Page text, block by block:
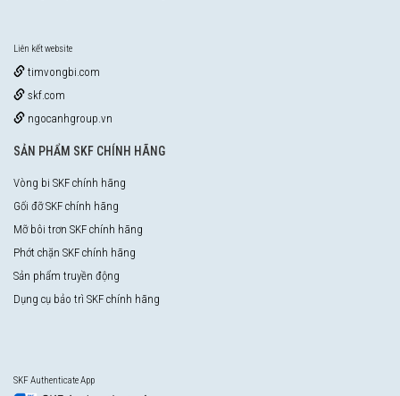
Liên kết website
timvongbi.com
skf.com
ngocanhgroup.vn
SẢN PHẨM SKF CHÍNH HÃNG
Vòng bi SKF chính hãng
Gối đỡ SKF chính hãng
Mỡ bôi trơn SKF chính hãng
Phớt chặn SKF chính hãng
Sản phẩm truyền động
Dụng cụ bảo trì SKF chính hãng
SKF Authenticate App